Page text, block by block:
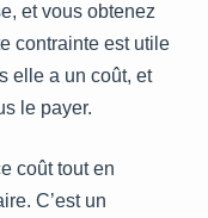
et vous obtenez
contrainte est utile
elle a un coût, et
le payer.
coût tout en
C’est un